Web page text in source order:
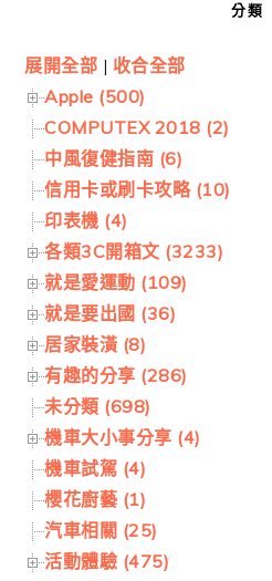
分類
展開全部 | 收合全部
Apple (500)
COMPUTEX 2018 (2)
中風復健指南 (6)
信用卡或刷卡攻略 (10)
印表機 (4)
各類3C開箱文 (3233)
就是愛運動 (109)
就是要出國 (36)
居家裝潢 (8)
有趣的分享 (286)
未分類 (698)
機車大小事分享 (4)
機車試駕 (4)
櫻花廚藝 (1)
汽車相關 (25)
活動體驗 (475)